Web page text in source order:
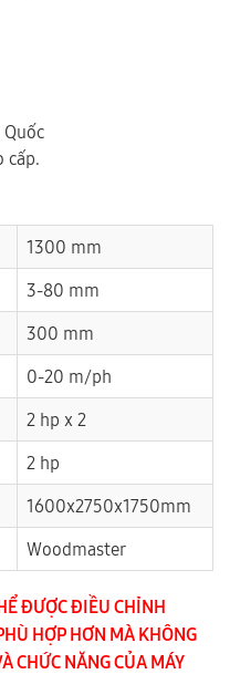
cấp.
1300 mm
3-80 mm
300 mm
0-20 m/ph
2 hp x 2
2 hp
1600x2750x1750mm
Woodmaster
ĐƯỢC ĐIỀU CHỈNH
HỢP HƠN MÀ KHÔNG
CHỨC NĂNG CỦA MÁY